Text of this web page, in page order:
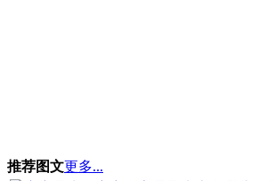
推荐图文更多...